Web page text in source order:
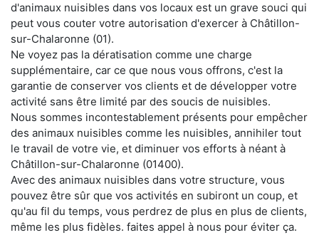
d'animaux nuisibles dans vos locaux est un grave souci qui
peut vous couter votre autorisation d'exercer à Châtillon-
sur-Chalaronne (01).
Ne voyez pas la dératisation comme une charge
supplémentaire, car ce que nous vous offrons, c'est la
garantie de conserver vos clients et de développer votre
activité sans être limité par des soucis de nuisibles.
Nous sommes incontestablement présents pour empêcher
des animaux nuisibles comme les nuisibles, annihiler tout
le travail de votre vie, et diminuer vos efforts à néant à
Châtillon-sur-Chalaronne (01400).
Avec des animaux nuisibles dans votre structure, vous
pouvez être sûr que vos activités en subiront un coup, et
qu'au fil du temps, vous perdrez de plus en plus de clients,
même les plus fidèles. faites appel à nous pour éviter ça.